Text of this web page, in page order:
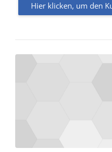
Hier klicken, um den